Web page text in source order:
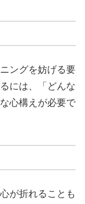
ングを妨げる要
には、「どんな
心構えが必要で
が折れることも